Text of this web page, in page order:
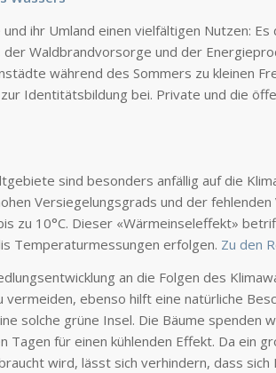
ihr Umland einen vielfältigen Nutzen:
Waldbrandvorsorge und der
während des Sommers zu kleinen
zur Identitätsbildung bei. Private und die
sind besonders anfällig auf die
Versiegelungsgrads und der
zu 10°C. Dieser «Wärmeinseleffekt»
Temperaturmessungen erfolgen. Zu den
an die Folgen des
vermeiden, ebenso hilft eine natürliche
solche grüne Insel. Die Bäume spenden
Tagen für einen kühlenden Effekt. Da ein
wird, lässt sich verhindern, dass